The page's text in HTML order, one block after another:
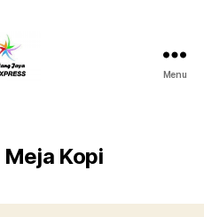
Pesta
Jabodetabek,Tlp.0878-
8787
Menu
Meja Kopi